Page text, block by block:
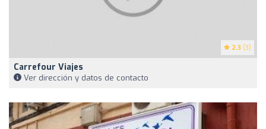
2.3 (3)
Carrefour Viajes
Ver dirección y datos de contacto